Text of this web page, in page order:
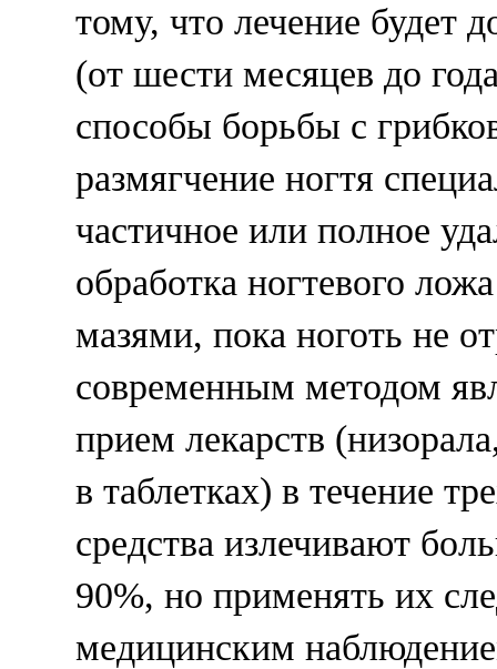
тому, что лечение будет
(от шести месяцев до
способы борьбы с
размягчение ногтя
частичное или полное
обработка ногтевого
мазями, пока ноготь не
современным методом
прием лекарств
в таблетках) в течение
средства излечивают
90%, но применять их
медицинским